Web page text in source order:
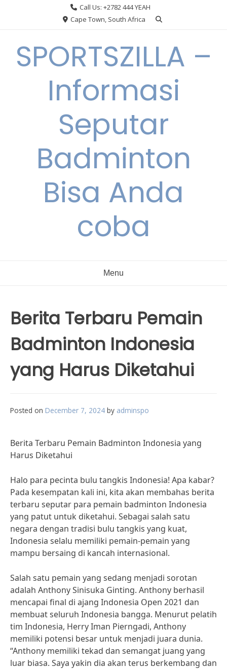
Call Us: +2782 444 YEAH
Cape Town, South Africa
SPORTSZILLA –
Informasi
Seputar
Badminton
Bisa Anda
coba
Menu
Berita Terbaru Pemain
Badminton Indonesia
yang Harus Diketahui
Posted on December 7, 2024 by adminspo
Berita Terbaru Pemain Badminton Indonesia yang
Harus Diketahui
Halo para pecinta bulu tangkis Indonesia! Apa kabar?
Pada kesempatan kali ini, kita akan membahas berita
terbaru seputar para pemain badminton Indonesia
yang patut untuk diketahui. Sebagai salah satu
negara dengan tradisi bulu tangkis yang kuat,
Indonesia selalu memiliki pemain-pemain yang
mampu bersaing di kancah internasional.
Salah satu pemain yang sedang menjadi sorotan
adalah Anthony Sinisuka Ginting. Anthony berhasil
mencapai final di ajang Indonesia Open 2021 dan
membuat seluruh Indonesia bangga. Menurut pelatih
tim Indonesia, Herry Iman Pierngadi, Anthony
memiliki potensi besar untuk menjadi juara dunia.
“Anthony memiliki tekad dan semangat juang yang
luar biasa. Saya yakin dia akan terus berkembang dan